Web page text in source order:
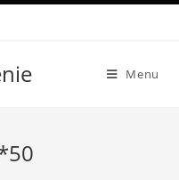
Menu